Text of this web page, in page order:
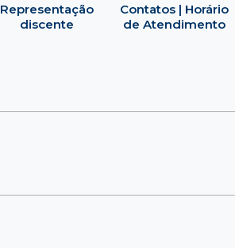
Representação
discente
Contatos | Horário
de Atendimento